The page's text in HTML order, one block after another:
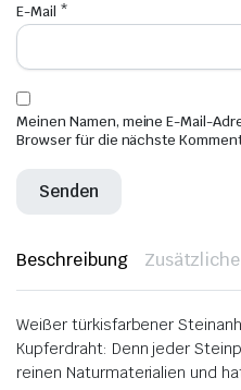
E-Mail *
Meinen Namen, meine E-Mail-
Browser für die nächste
Beschreibung
Weißer türkisfarbener
Kupferdraht: Denn jeder
reinen Naturmaterialien und